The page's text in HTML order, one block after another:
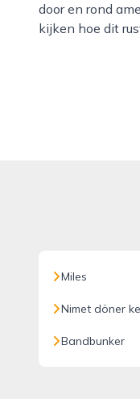
door en rond
kijken hoe dit
Miles
Nimet döner
Bandbunker